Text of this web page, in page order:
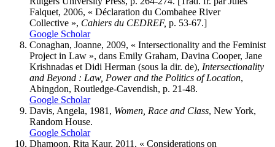
Falquet, 2006, « Déclaration du Combahee River
Collective », Cahiers du CEDREF, p. 53-67.]
Google Scholar
Conaghan, Joanne, 2009, « Intersectionality and the Feminist
Project in Law », dans Emily Graham, Davina Cooper, Jane
Krishnadas et Didi Herman (sous la dir. de), Intersectionality
and Beyond : Law, Power and the Politics of Location,
Abingdon, Routledge-Cavendish, p. 21-48.
Google Scholar
Davis, Angela, 1981, Women, Race and Class, New York,
Random House.
Google Scholar
Dhamoon, Rita Kaur, 2011, « Considerations on